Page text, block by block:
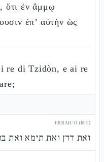
ὅτι ἐν ἄμμῳ
ἐπ’ αὐτὴν ὡς
re di Tzidòn, e ai re
EBRAICO (MT)
ואת דדן ואת תימא ואת